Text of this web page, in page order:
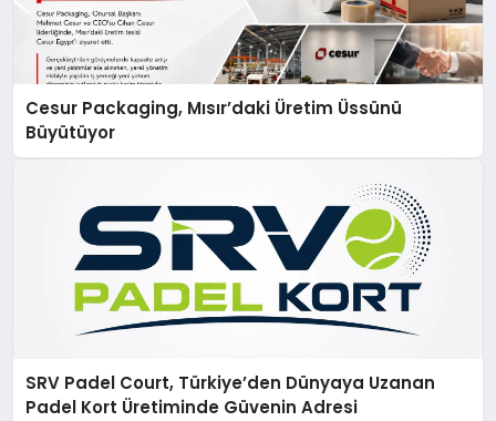
Cesur Packaging, Mısır’daki Üretim Üssünü
Büyütüyor
SRV Padel Court, Türkiye’den Dünyaya Uzanan
Padel Kort Üretiminde Güvenin Adresi